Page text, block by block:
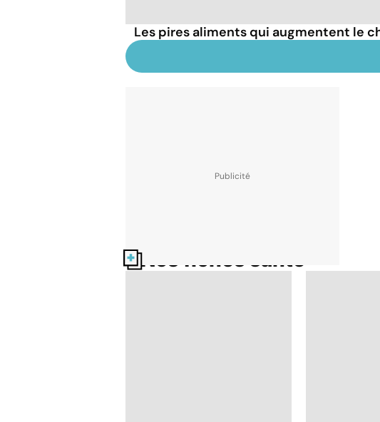
Les pires aliments qui augmentent le
Nos fiches santé